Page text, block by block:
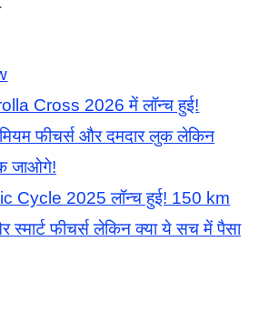
Cross 2026 में लॉन्च हुई!
फीचर्स और दमदार लुक लेकिन
जाओगे!
Cycle 2025 लॉन्च हुई! 150 km
फीचर्स लेकिन क्या ये सच में पैसा